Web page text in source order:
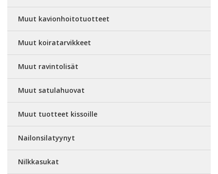
Muut kavionhoitotuotteet
Muut koiratarvikkeet
Muut ravintolisät
Muut satulahuovat
Muut tuotteet kissoille
Nailonsilatyynyt
Nilkkasukat